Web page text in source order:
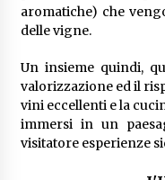
aromatiche) che
delle vigne.
Un insieme quindi,
valorizzazione ed il
vini eccellenti e la
immersi in un
visitatore esperienze